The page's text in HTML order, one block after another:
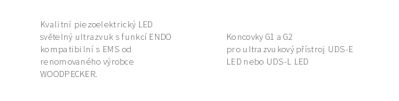
Kvalitní piezoelektrický LED
světelný ultrazvuk s funkcí ENDO
kompatibilní s EMS od
renomovaného výrobce
WOODPECKER.
Koncovky G1 a G2
pro ultrazvukový přístroj UDS-E
LED nebo UDS-L LED